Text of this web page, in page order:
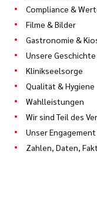
Compliance &
Filme & Bilder
Gastronomie &
Unsere Geschichte
Klinikseelsorge
Qualität & Hygiene
Wahlleistungen
Wir sind Teil des
Unser
Zahlen, Daten,